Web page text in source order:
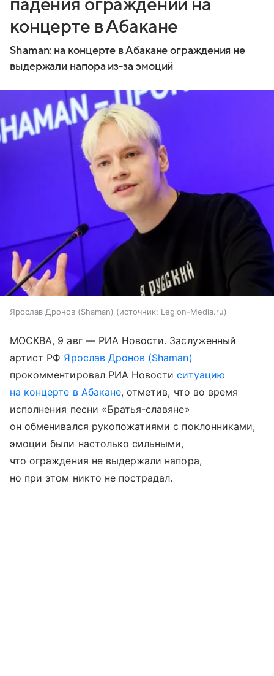
падения ограждений на
концерте в Абакане
Shaman: на концерте в Абакане ограждения не
выдержали напора из-за эмоций
Ярослав Дронов (Shaman) источник: Legion-Media.ru
МОСКВА, 9 авг — РИА Новости. Заслуженный
артист РФ Ярослав Дронов (Shaman)
прокомментировал РИА Новостиситуацию
на концерте в Абакане, отметив, что во время
исполнения песни «Братья-славяне»
он обменивался рукопожатиями с поклонниками,
эмоции были настолько сильными,
что ограждения не выдержали напора,
но при этом никто не пострадал.